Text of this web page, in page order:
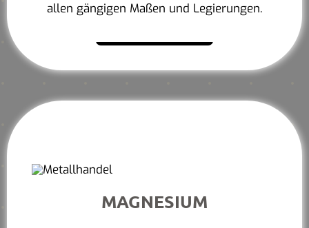
allen gängigen Maßen und Legierungen.
MAGNESIUM